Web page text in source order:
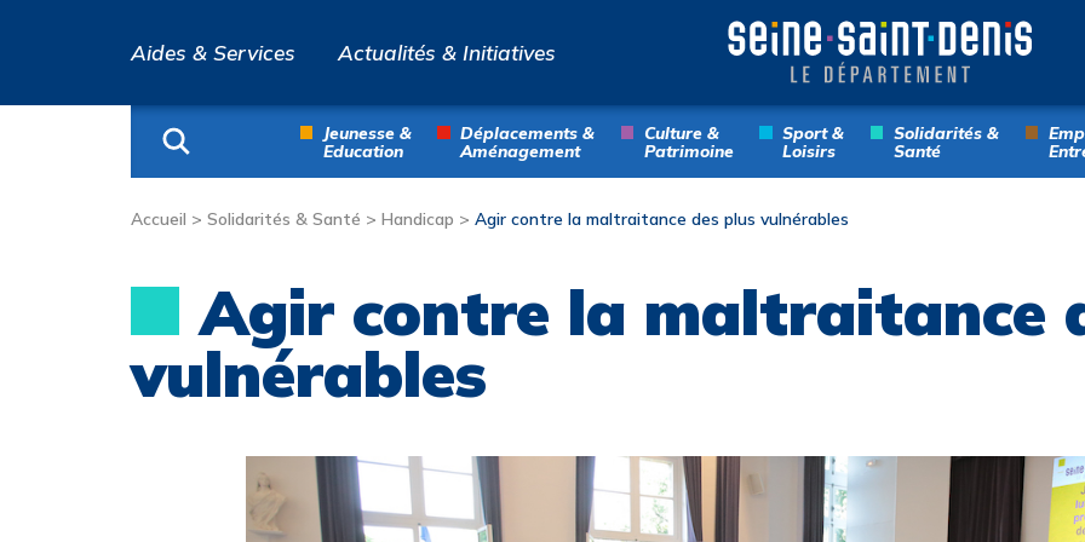
Aides & Services Actualités & Initiatives
Jeunesse &
Education
Déplacements &
Aménagement
Culture &
Patrimoine
Sport &
Loisirs
Solidarités &
Santé
Accueil >Solidarités & Santé >Handicap >Agir contre la maltraitance des plus vulnérables
Agir contre la maltraitance
vulnérables